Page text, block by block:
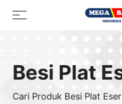
Menu
Besi Plat
Cari Produk Besi Plat